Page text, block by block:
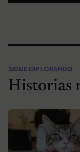
SIGUE EXPLORANDO
Historias